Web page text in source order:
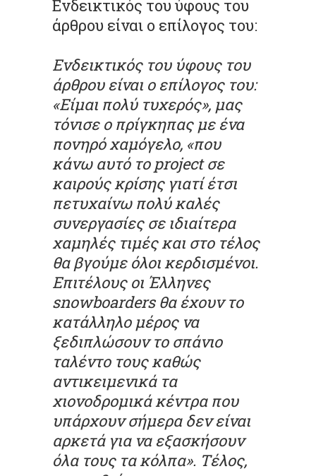
Ενδεικτικός του ύφους του
άρθρου είναι ο επίλογος του:
Ενδεικτικός του ύφους του
άρθρου είναι ο επίλογος του:
«Είμαι πολύ τυχερός», μας
τόνισε ο πρίγκηπας με ένα
πονηρό χαμόγελο, «που
κάνω αυτό το project σε
καιρούς κρίσης γιατί έτσι
πετυχαίνω πολύ καλές
συνεργασίες σε ιδιαίτερα
χαμηλές τιμές και στο τέλος
θα βγούμε όλοι κερδισμένοι.
Επιτέλους οι Έλληνες
snowboarders θα έχουν το
κατάλληλο μέρος να
ξεδιπλώσουν το σπάνιο
ταλέντο τους καθώς
αντικειμενικά τα
χιονοδρομικά κέντρα που
υπάρχουν σήμερα δεν είναι
αρκετά για να εξασκήσουν
όλα τους τα κόλπα». Τέλος,